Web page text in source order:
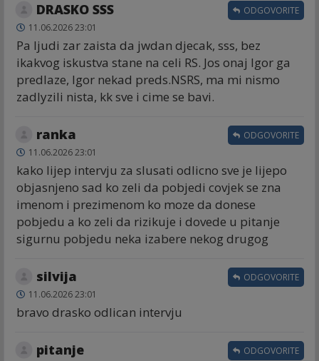
DRASKO SSS
11.06.2026 23:01
Pa ljudi zar zaista da jwdan djecak, sss, bez
ikakvog iskustva stane na celi RS. Jos onaj Igor ga
predlaze, Igor nekad preds.NSRS, ma mi nismo
zadlyzili nista, kk sve i cime se bavi.
ODGOVORITE
ranka
11.06.2026 23:01
kako lijep intervju za slusati odlicno sve je lijepo
objasnjeno sad ko zeli da pobjedi covjek se zna
imenom i prezimenom ko moze da donese
pobjedu a ko zeli da rizikuje i dovede u pitanje
sigurnu pobjedu neka izabere nekog drugog
ODGOVORITE
silvija
11.06.2026 23:01
bravo drasko odlican intervju
ODGOVORITE
pitanje ODGOVORITE